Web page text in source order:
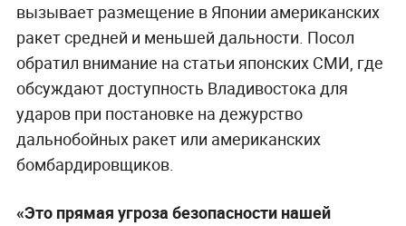
вызывает размещение в Японии американских
ракет средней и меньшей дальности. Посол
обратил внимание на статьи японских СМИ, где
обсуждают доступность Владивостока для
ударов при постановке на дежурство
дальнобойных ракет или американских
бомбардировщиков.
«Это прямая угроза безопасности нашей